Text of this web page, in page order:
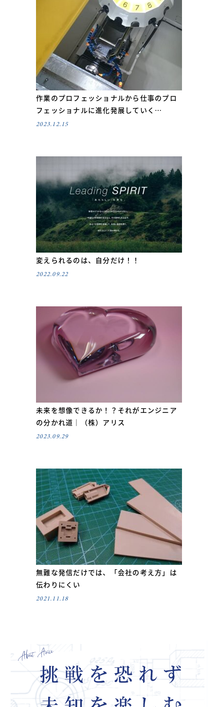
作業のプロフェッショナルから仕事のプロ
フェッショナルに進化発展していく…
2023.12.15
変えられるのは、自分だけ！！
2022.09.22
未来を想像できるか！？それがエンジニア
の分かれ道｜（株）アリス
2023.09.29
無難な発信だけでは、「会社の考え方」は
伝わりにくい
2021.11.18